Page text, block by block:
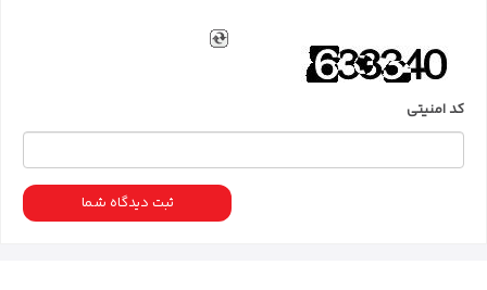
کد امنیتی
ثبت دیدگاه شما